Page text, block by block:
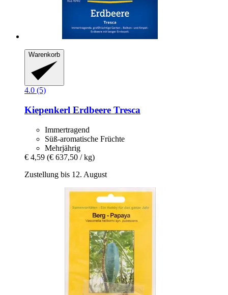
Warenkorb
4.0 (5)
Kiepenkerl Erdbeere Tresca
Immertragend
Süß-aromatische Früchte
Mehrjährig
€ 4,59 (€ 637,50 / kg)
Zustellung bis 12. August